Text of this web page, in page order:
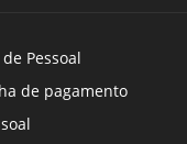
Pessoal
de pagamento